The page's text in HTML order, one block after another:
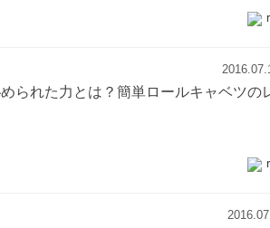
られた力とは？簡単ロールキャベツの